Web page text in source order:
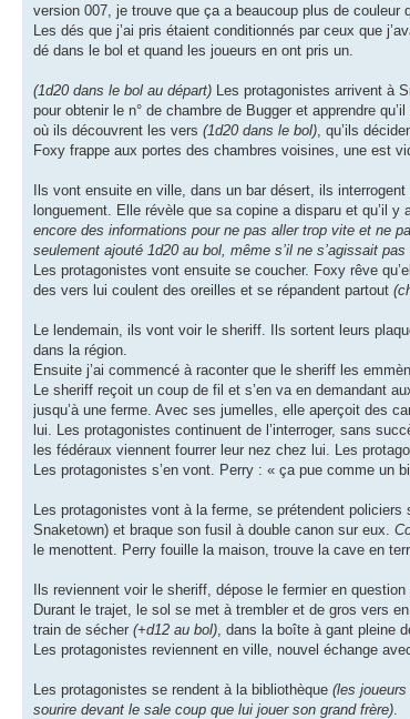
version 007, je trouve que ça a beaucoup plus de
Les dés que j’ai pris étaient conditionnés par ceux que
dé dans le bol et quand les joueurs en ont pris un.
(1d20 dans le bol au départ) Les protagonistes arrivent à
pour obtenir le n° de chambre de Bugger et apprendre
où ils découvrent les vers (1d20 dans le bol) , qu’ils
Foxy frappe aux portes des chambres voisines, une est
Ils vont ensuite en ville, dans un bar désert, ils
longuement. Elle révèle que sa copine a disparu et qu’il y
encore des informations pour ne pas aller trop vite et ne
seulement ajouté 1d20 au bol, même s’il ne s’agissait pas
Les protagonistes vont ensuite se coucher. Foxy rêve
des vers lui coulent des oreilles et se répandent partout
Le lendemain, ils vont voir le sheriff. Ils sortent leurs
dans la région.
Ensuite j’ai commencé à raconter que le sheriff les
Le sheriff reçoit un coup de fil et s’en va en demandant
jusqu’à une ferme. Avec ses jumelles, elle aperçoit des
lui. Les protagonistes continuent de l’interroger, sans
les fédéraux viennent fourrer leur nez chez lui. Les
Les protagonistes s’en vont. Perry : « ça pue comme un
Les protagonistes vont à la ferme, se prétendent
Snaketown) et braque son fusil à double canon sur eux.
le menottent. Perry fouille la maison, trouve la cave en
Ils reviennent voir le sheriff, dépose le fermier en
Durant le trajet, le sol se met à trembler et de gros vers
train de sécher (+d12 au bol) , dans la boîte à gant pleine
Les protagonistes reviennent en ville, nouvel échange
Les protagonistes se rendent à la bibliothèque (les joueurs
sourire devant le sale coup que lui jouer son grand frère)